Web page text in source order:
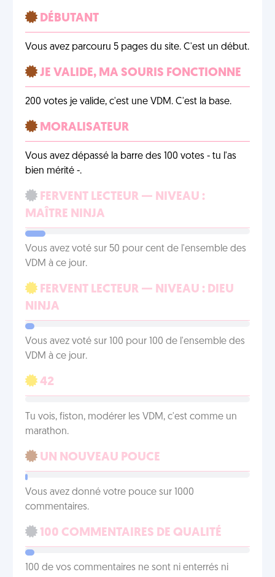
DÉBUTANT
Vous avez parcouru 5 pages du site. C'est un début.
JE VALIDE, MA SOURIS FONCTIONNE
200 votes je valide, c'est une VDM. C'est la base.
MORALISATEUR
Vous avez dépassé la barre des 100 votes - tu l'as
bien mérité -.
FERVENT LECTEUR — NIVEAU :
MAÎTRE NINJA
Vous avez voté sur 50 pour cent de l'ensemble des
VDM à ce jour.
FERVENT LECTEUR — NIVEAU : DIEU
NINJA
Vous avez voté sur 100 pour 100 de l'ensemble des
VDM à ce jour.
42
Tu vois, fiston, modérer les VDM, c'est comme un
marathon.
UN NOUVEAU POUCE
Vous avez donné votre pouce sur 1000
commentaires.
100 COMMENTAIRES DE QUALITÉ
100 de vos commentaires ne sont ni enterrés ni